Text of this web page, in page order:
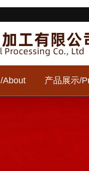
/About 产品展示/